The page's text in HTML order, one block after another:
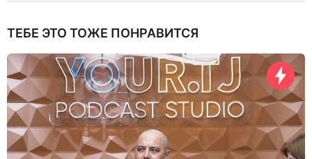
ТЕБЕ ЭТО ТОЖЕ ПОНРАВИТСЯ